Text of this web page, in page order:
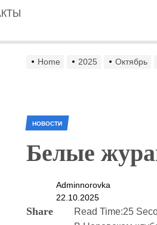
Home 2025 Октябрь
НОВОСТИ
Белые
Adminnorovka
22.10.2025
Share Read Time:25